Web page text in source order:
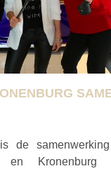
de
en Kronenburg